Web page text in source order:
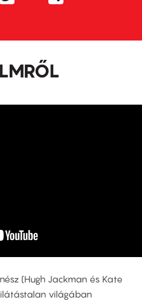
(Hugh Jackman és Kate
világában